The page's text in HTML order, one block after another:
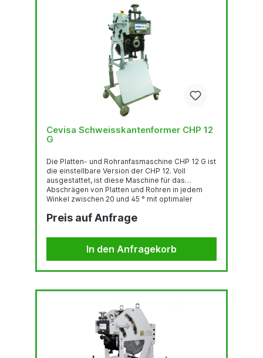
Cevisa Schweisskantenformer CHP 12
G
Die Platten- und Rohranfasmaschine CHP 12 G ist
die einstellbare Version der CHP 12. Voll
ausgestattet, ist diese Maschine für das
Abschrägen von Platten und Rohren in jedem
Winkel zwischen 20 und 45 ° mit optimaler
Der Wagen verbessert die Maschinenstabilität
und die Lebensdauer des Fräsers und macht
diese Maschine einfach zu bedienen für die
Vorbereitung großer Plattenanfass- /
Schweissnähte. Diese Maschine ist
Preis auf Anfrage
In den Anfragekorb